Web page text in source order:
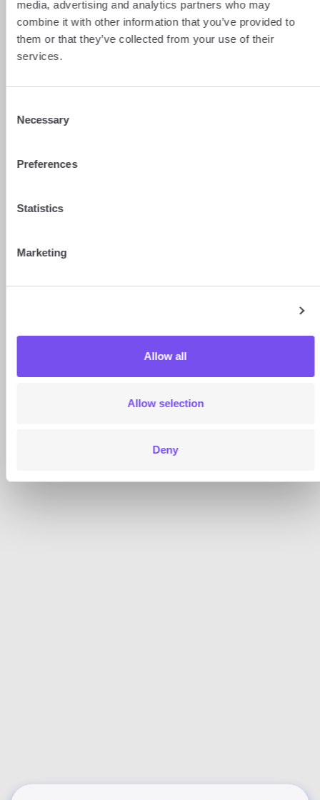
media, advertising and analytics partners who may
combine it with other information that you’ve provided to
them or that they’ve collected from your use of their
services.
Selection
Necessary
Preferences
Statistics
Marketing
Allow all
Allow selection
Deny
Voir plus